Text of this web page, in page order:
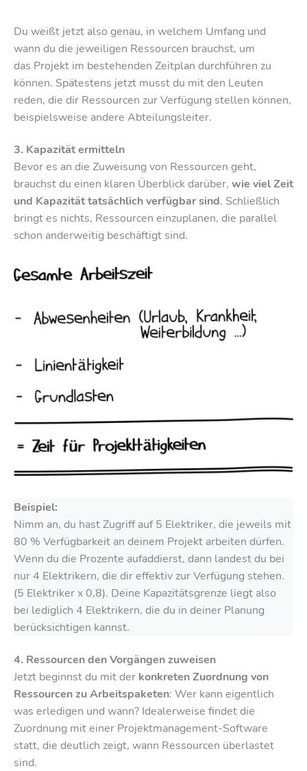
Du weißt jetzt also genau, in welchem Umfang und
wann du die jeweiligen Ressourcen brauchst, um
das Projekt im bestehenden Zeitplan durchführen zu
können. Spätestens jetzt musst du mit den Leuten
reden, die dir Ressourcen zur Verfügung stellen können,
beispielsweise andere Abteilungsleiter.
3. Kapazität ermitteln
Bevor es an die Zuweisung von Ressourcen geht,
brauchst du einen klaren Überblick darüber, wie viel Zeit
und Kapazität tatsächlich verfügbar sind. Schließlich
bringt es nichts, Ressourcen einzuplanen, die parallel
schon anderweitig beschäftigt sind.
Beispiel:
Nimm an, du hast Zugriff auf 5 Elektriker, die jeweils mit
80 % Verfügbarkeit an deinem Projekt arbeiten dürfen.
Wenn du die Prozente aufaddierst, dann landest du bei
nur 4 Elektrikern, die dir effektiv zur Verfügung stehen.
(5 Elektriker x 0,8). Deine Kapazitätsgrenze liegt also
bei lediglich 4 Elektrikern, die du in deiner Planung
berücksichtigen kannst.
4. Ressourcen den Vorgängen zuweisen
Jetzt beginnst du mit der konkreten Zuordnung von
Ressourcen zu Arbeitspaketen: Wer kann eigentlich
was erledigen und wann? Idealerweise findet die
Zuordnung mit einer Projektmanagement-Software
statt, die deutlich zeigt, wann Ressourcen überlastet
sind.